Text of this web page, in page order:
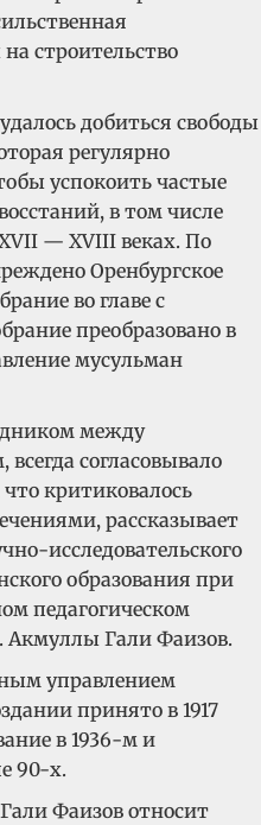
строительство
добиться свободы
регулярно
успокоить частые
в том числе
— XVIII веках. По
Оренбургское
во главе с
преобразовано в
мусульман
между
согласовывало
что критиковалось
рассказывает
исследовательского
образования при
педагогическом
Гали Фаизов.
управлением
принято в 1917
в 1936-м и
90-х.
Фаизов относит